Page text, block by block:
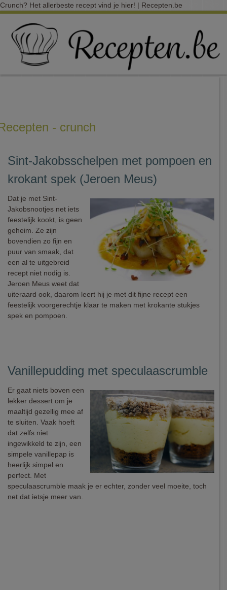
Crunch? Het allerbeste recept vind je hier! | Recepten.be
- crunch
Sint-Jakobsschelpen met pompoen en
krokant spek (Jeroen Meus)
Dat je met Sint-
Jakobsnootjes net iets
feestelijk kookt, is geen
geheim. Ze zijn
bovendien zo fijn en
puur van smaak, dat
een al te uitgebreid
recept niet nodig is.
Jeroen Meus weet dat
uiteraard ook, daarom leert hij je met dit fijne recept een
feestelijk voorgerechtje klaar te maken met krokante stukjes
spek en pompoen.
Vanillepudding met speculaascrumble
Er gaat niets boven een
lekker dessert om je
maaltijd gezellig mee af
te sluiten. Vaak hoeft
dat zelfs niet
ingewikkeld te zijn, een
simpele vanillepap is
heerlijk simpel en
perfect. Met
speculaascrumble maak je er echter, zonder veel moeite, toch
net dat ietsje meer van.